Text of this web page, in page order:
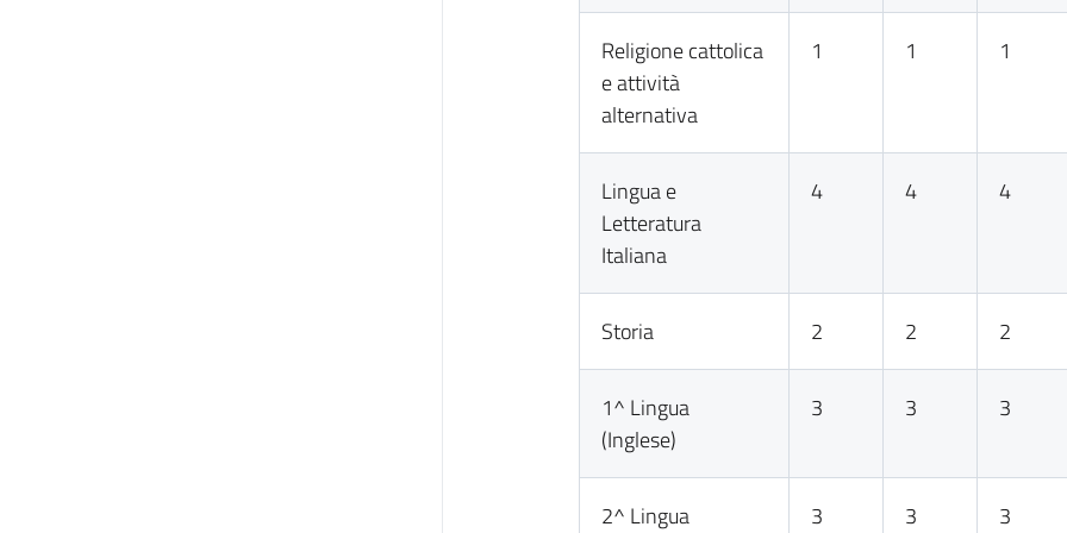
Religione cattolica
e attività
alternativa
1 1 1
Lingua e
Letteratura
Italiana
4 4 4
Storia 2 2 2
1^ Lingua
(Inglese)
3 3 3
2^ Lingua
3 3 3